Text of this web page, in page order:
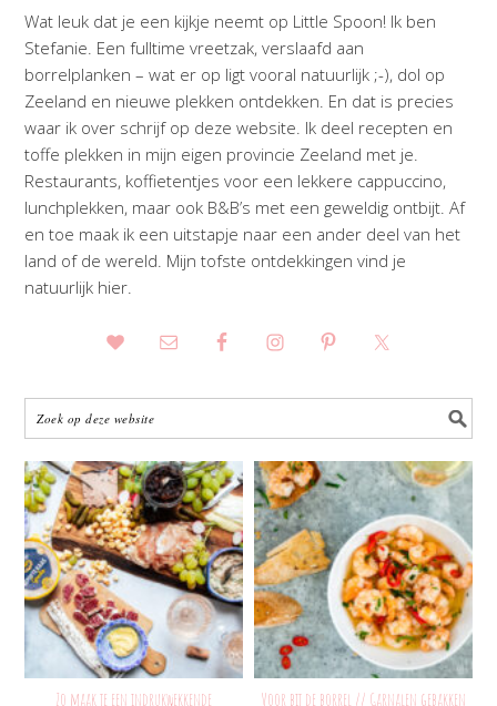
Wat leuk dat je een kijkje neemt op Little Spoon! Ik ben
Stefanie. Een fulltime vreetzak, verslaafd aan
borrelplanken – wat er op ligt vooral natuurlijk ;-), dol op
Zeeland en nieuwe plekken ontdekken. En dat is precies
waar ik over schrijf op deze website. Ik deel recepten en
toffe plekken in mijn eigen provincie Zeeland met je.
Restaurants, koffietentjes voor een lekkere cappuccino,
lunchplekken, maar ook B&B’s met een geweldig ontbijt. Af
en toe maak ik een uitstapje naar een ander deel van het
land of de wereld. Mijn tofste ontdekkingen vind je
natuurlijk hier.
Zo maak je een indrukwekkende
Voor bij de borrel // Garnalen gebakken